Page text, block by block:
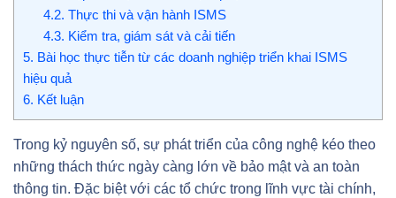
4.2. Thực thi và vận hành ISMS
4.3. Kiểm tra, giám sát và cải tiến
5. Bài học thực tiễn từ các doanh nghiệp triển khai ISMS
hiệu quả
6. Kết luận
Trong kỷ nguyên số, sự phát triển của công nghệ kéo theo
những thách thức ngày càng lớn về bảo mật và an toàn
thông tin. Đặc biệt với các tổ chức trong lĩnh vực tài chính,